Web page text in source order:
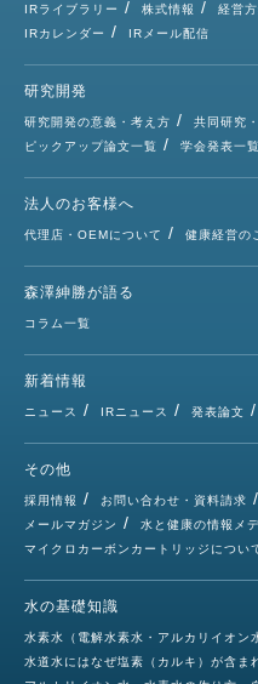
IRライブラリー 株式情報 経営
IRカレンダー
IRメール配信
研究開発
研究開発の意義・考え方 共同研究
ピックアップ論文一覧
学会発表一覧
法人のお客様へ
代理店・OEMについて 健康経営の
森澤紳勝が語る
コラム一覧
新着情報
ニュース IRニュース 発表論文
その他
採用情報 お問い合わせ・資料請求
メールマガジン
水と健康の情報メ
マイクロカーボンカートリッジについ
水の基礎知識
水素水（電解水素水・アルカリイオン
水道水にはなぜ塩素（カルキ）が含ま